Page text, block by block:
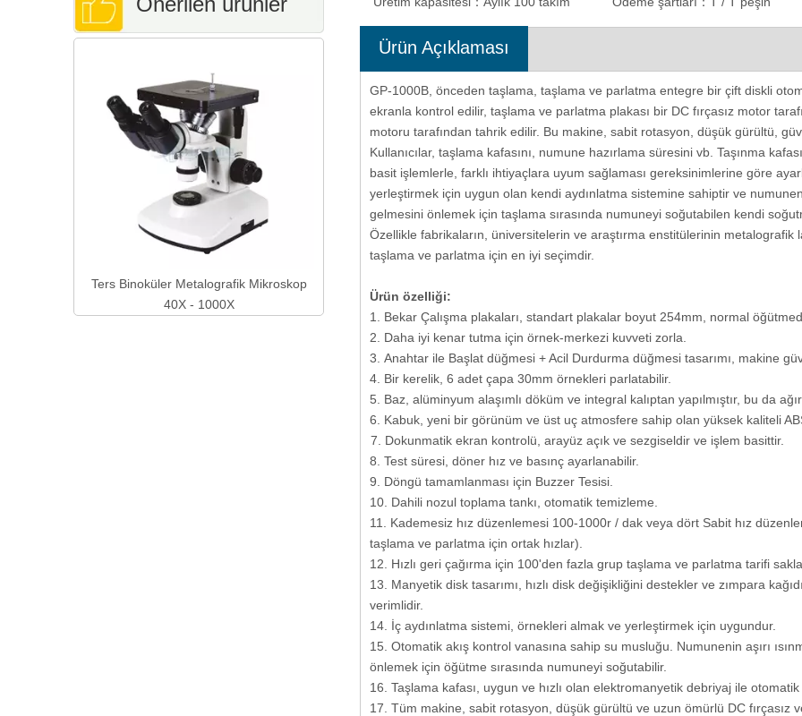
Ters Binoküler Metalografik Mikroskop
40X - 1000X
Vickers Sertlik Ölçeği eVIck-1ATS ile
Bilgisayarlı Mikrosertlik Test Cihazı
Cihazı ASTM E10 Metal Test Yöntemi
eBRI-3000MTS
Ürün Açıklaması
GP-1000B, önceden taşlama, taşlama ve parlatma entegre bir çift diskli
ekranla kontrol edilir, taşlama ve parlatma plakası bir DC fırçasız motor
motoru tarafından tahrik edilir. Bu makine, sabit rotasyon, düşük gürültü,
Kullanıcılar, taşlama kafasını, numune hazırlama süresini vb. Taşınma
basit işlemlerle, farklı ihtiyaçlara uyum sağlaması gereksinimlerine göre
yerleştirmek için uygun olan kendi aydınlatma sistemine sahiptir ve
gelmesini önlemek için taşlama sırasında numuneyi soğutabilen kendi
Özellikle fabrikaların, üniversitelerin ve araştırma enstitülerinin
taşlama ve parlatma için en iyi seçimdir.
Ürün özelliği:
1. Bekar Çalışma plakaları, standart plakalar boyut 254mm, normal
2. Daha iyi kenar tutma için örnek-merkezi kuvveti zorla.
3. Anahtar ile Başlat düğmesi + Acil Durdurma düğmesi tasarımı, makine
4. Bir kerelik, 6 adet çapa 30mm örnekleri parlatabilir.
5. Baz, alüminyum alaşımlı döküm ve integral kalıptan yapılmıştır, bu da
6. Kabuk, yeni bir görünüm ve üst uç atmosfere sahip olan yüksek kaliteli
7. Dokunmatik ekran kontrolü, arayüz açık ve sezgiseldir ve işlem basittir.
8. Test süresi, döner hız ve basınç ayarlanabilir.
9. Döngü tamamlanması için Buzzer Tesisi.
10. Dahili nozul toplama tankı, otomatik temizleme.
11. Kademesiz hız düzenlemesi 100-1000r / dak veya dört Sabit hız
taşlama ve parlatma için ortak hızlar).
12. Hızlı geri çağırma için 100'den fazla grup taşlama ve parlatma tarifi
13. Manyetik disk tasarımı, hızlı disk değişikliğini destekler ve zımpara
verimlidir.
14. İç aydınlatma sistemi, örnekleri almak ve yerleştirmek için uygundur.
15. Otomatik akış kontrol vanasına sahip su musluğu. Numunenin aşırı
önlemek için öğütme sırasında numuneyi soğutabilir.
16. Taşlama kafası, uygun ve hızlı olan elektromanyetik debriyaj ile
17. Tüm makine, sabit rotasyon, düşük gürültü ve uzun ömürlü DC fırçasız